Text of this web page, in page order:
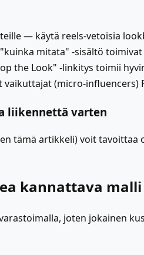
— käytä reels-vetoisia
mitata" -sisältö
the Look" -linkitys toimii
vaikuttajat (micro-influencers)
liikennettä varten
tämä artikkeli) voit
kannattava
joten jokainen